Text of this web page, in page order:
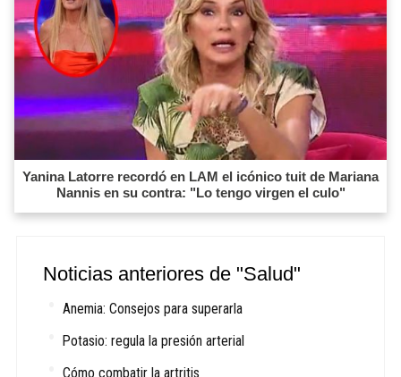
Yanina Latorre recordó en LAM el icónico tuit de Mariana
Nannis en su contra: "Lo tengo virgen el culo"
Noticias anteriores de "Salud"
Anemia: Consejos para superarla
Potasio: regula la presión arterial
Cómo combatir la artritis